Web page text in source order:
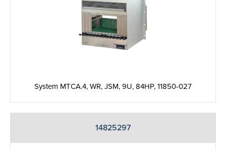
System MTCA.4, WR, JSM, 9U, 84HP, 11850-027
14825297